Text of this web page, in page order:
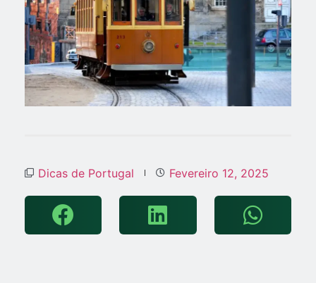
Dicas de Portugal Fevereiro 12, 2025